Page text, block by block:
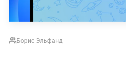
Борис Эльфанд